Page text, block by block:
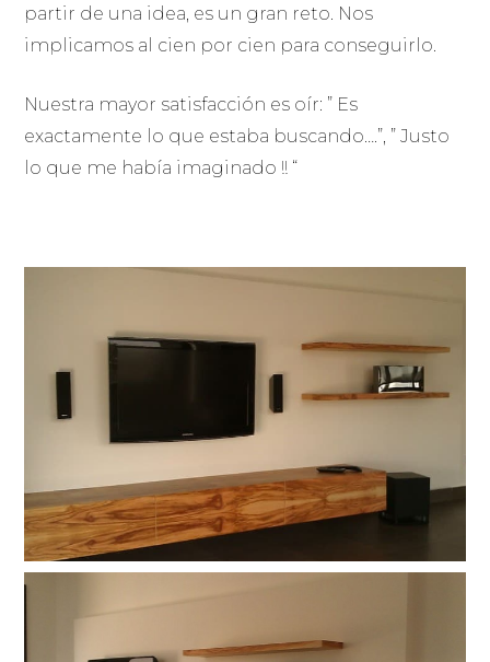
partir de una idea, es un gran reto. Nos
implicamos al cien por cien para conseguirlo.
Nuestra mayor satisfacción es oír: ” Es
exactamente lo que estaba buscando….”, ” Justo
lo que me había imaginado !! “